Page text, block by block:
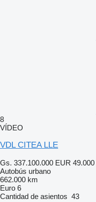
8
VÍDEO
VDL CITEA LLE
Gs. 337.100.000 EUR 49.000
Autobús urbano
662.000 km
Euro 6
Cantidad de asientos 43